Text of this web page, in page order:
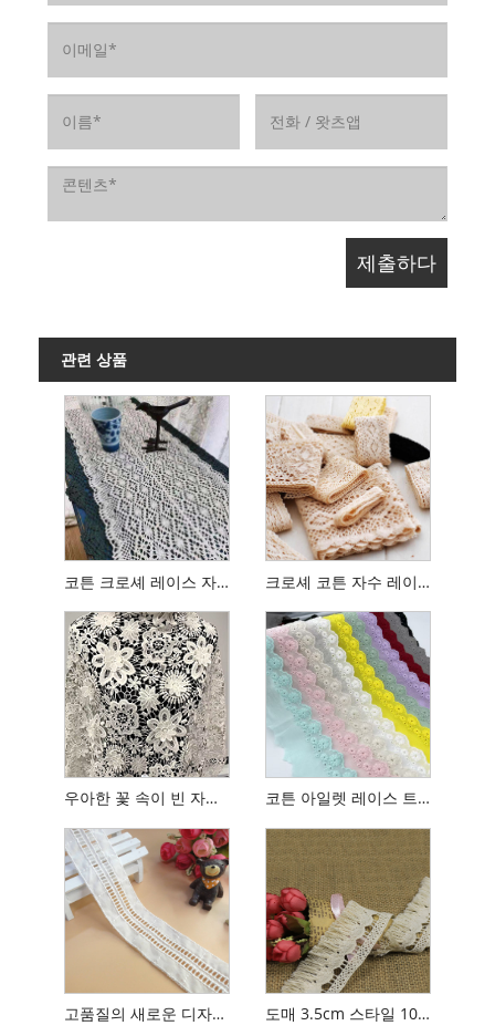
관련 상품
코튼 크로셰 레이스 자수 레이스 크로셰 코튼 자수 레이스
우아한 꽃 속이 빈 자수 레이스 원단 여성용 드레스 코튼 아일렛 레이스 트림
고품질의 새로운 디자인면 웨딩 레이스 직물/가용성 레이스 트리밍/크로 셰 뜨개면 코드 자수 레이스 도매 3.5cm 스타일 100% 면화 폴란드 크로 셰 뜨개질면 프린지 레이스 트림,면 아일랜드 레이스 트림